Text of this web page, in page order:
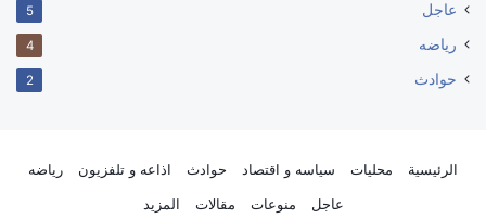
عاجل 5
رياضه 4
حوادث 2
الرئيسية محليات سياسه و اقتصاد حوادث اذاعه و تلفزيون
رياضه
عاجل
منوعات مقالات المزيد